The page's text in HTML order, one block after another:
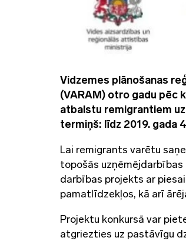
Vidzemes plānošanas
(VARAM) otro gadu pēc
atbalstu remigrantiem
termiņš: līdz 2019. gada
Lai remigrants varētu
topošās
darbības projekts ar
pamatlīdzekļos, kā arī
Projektu konkursā var
atgriezties uz pastāvīgu